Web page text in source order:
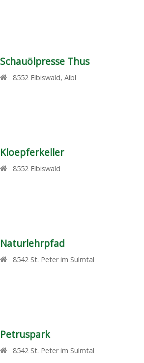
Schauölpresse Thus
8552 Eibiswald,Aibl
Kloepferkeller
8552 Eibiswald
Naturlehrpfad
8542 St. Peter im Sulmtal
Petruspark
8542 St. Peter im Sulmtal